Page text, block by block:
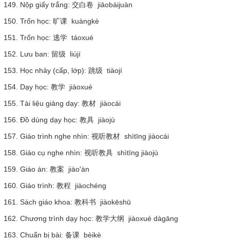
149. Nộp giấy trắng: 交白卷 jiāobáijuàn
150. Trốn học: 旷课 kuàngkè
151. Trốn học: 逃学 táoxué
152. Lưu ban: 留级 liújí
153. Học nhảy (cấp, lớp): 跳级 tiàojí
154. Dạy học: 教学 jiàoxué
155. Tài liệu giảng dạy: 教材 jiàocái
156. Đồ dùng dạy học: 教具 jiàojù
157. Giáo trình nghe nhìn: 视听教材 shìtīng jiàocái
158. Giáo cụ nghe nhìn: 视听教具 shìtīng jiàojù
159. Giáo án: 教案 jiào'àn
160. Giáo trình: 教程 jiàochéng
161. Sách giáo khoa: 教科书 jiàokēshū
162. Chương trình dạy học: 教学大纲 jiàoxué dàgāng
163. Chuẩn bị bài: 备课 bèikè